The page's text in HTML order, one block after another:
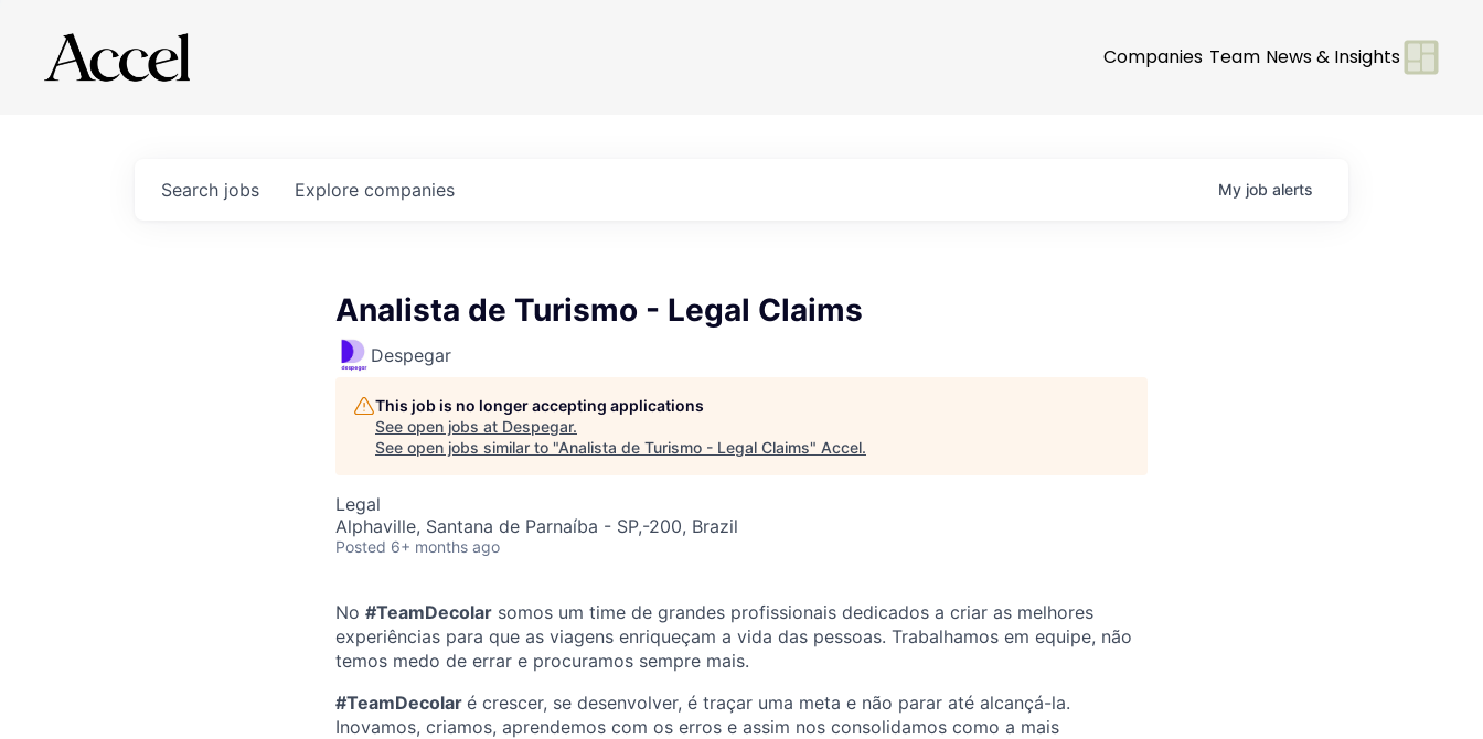
Companies Team News & Insights
Search jobs Explore companies My job alerts
Analista de Turismo - Legal Claims
Despegar
This job is no longer accepting applications
See open jobs at Despegar.
See open jobs similar to "Analista de Turismo - Legal Claims" Accel.
Legal
Alphaville, Santana de Parnaíba - SP,-200, Brazil
Posted 6+ months ago
No #TeamDecolar somos um time de grandes profissionais dedicados a criar as melhores
experiências para que as viagens enriqueçam a vida das pessoas. Trabalhamos em equipe, não
temos medo de errar e procuramos sempre mais.
#TeamDecolar é crescer, se desenvolver, é traçar uma meta e não parar até alcançá-la.
Inovamos, criamos, aprendemos com os erros e assim nos consolidamos como a mais